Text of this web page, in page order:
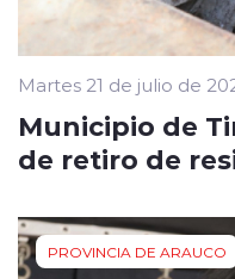
Martes 21 de julio de
Municipio de
de retiro de
PROVINCIA DE ARAUCO